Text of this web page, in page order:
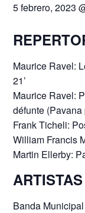
5 febrero, 2023
Maurice Ravel:
21’
Maurice Ravel:
défunte (Pavana
Frank Ticheli:
William Francis
Martin Ellerby:
ARTISTAS
Banda